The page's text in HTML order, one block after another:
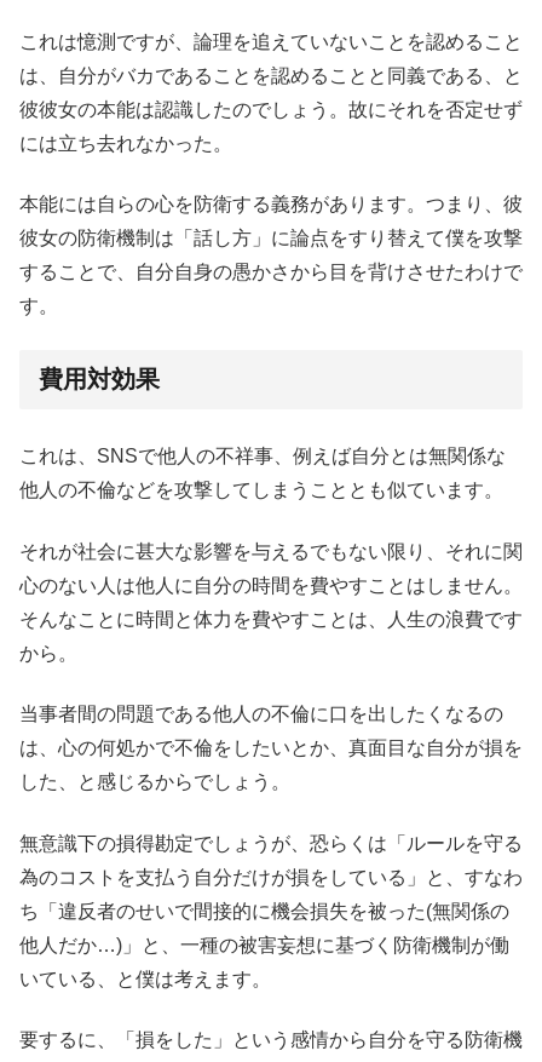
これは憶測ですが、論理を追えていないことを認めること
は、自分がバカであることを認めることと同義である、と
彼彼女の本能は認識したのでしょう。故にそれを否定せず
には立ち去れなかった。
本能には自らの心を防衛する義務があります。つまり、彼
彼女の防衛機制は「話し方」に論点をすり替えて僕を攻撃
することで、自分自身の愚かさから目を背けさせたわけで
す。
費用対効果
これは、SNSで他人の不祥事、例えば自分とは無関係な
他人の不倫などを攻撃してしまうこととも似ています。
それが社会に甚大な影響を与えるでもない限り、それに関
心のない人は他人に自分の時間を費やすことはしません。
そんなことに時間と体力を費やすことは、人生の浪費です
から。
当事者間の問題である他人の不倫に口を出したくなるの
は、心の何処かで不倫をしたいとか、真面目な自分が損を
した、と感じるからでしょう。
無意識下の損得勘定でしょうが、恐らくは「ルールを守る
為のコストを支払う自分だけが損をしている」と、すなわ
ち「違反者のせいで間接的に機会損失を被った(無関係の
他人だか…)」と、一種の被害妄想に基づく防衛機制が働
いている、と僕は考えます。
要するに、「損をした」という感情から自分を守る防衛機